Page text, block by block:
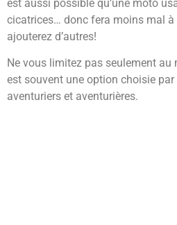
est aussi possible qu’une moto
cicatrices… donc fera moins mal à
ajouterez d’autres!
Ne vous limitez pas seulement au
est souvent une option choisie
aventuriers et aventurières.